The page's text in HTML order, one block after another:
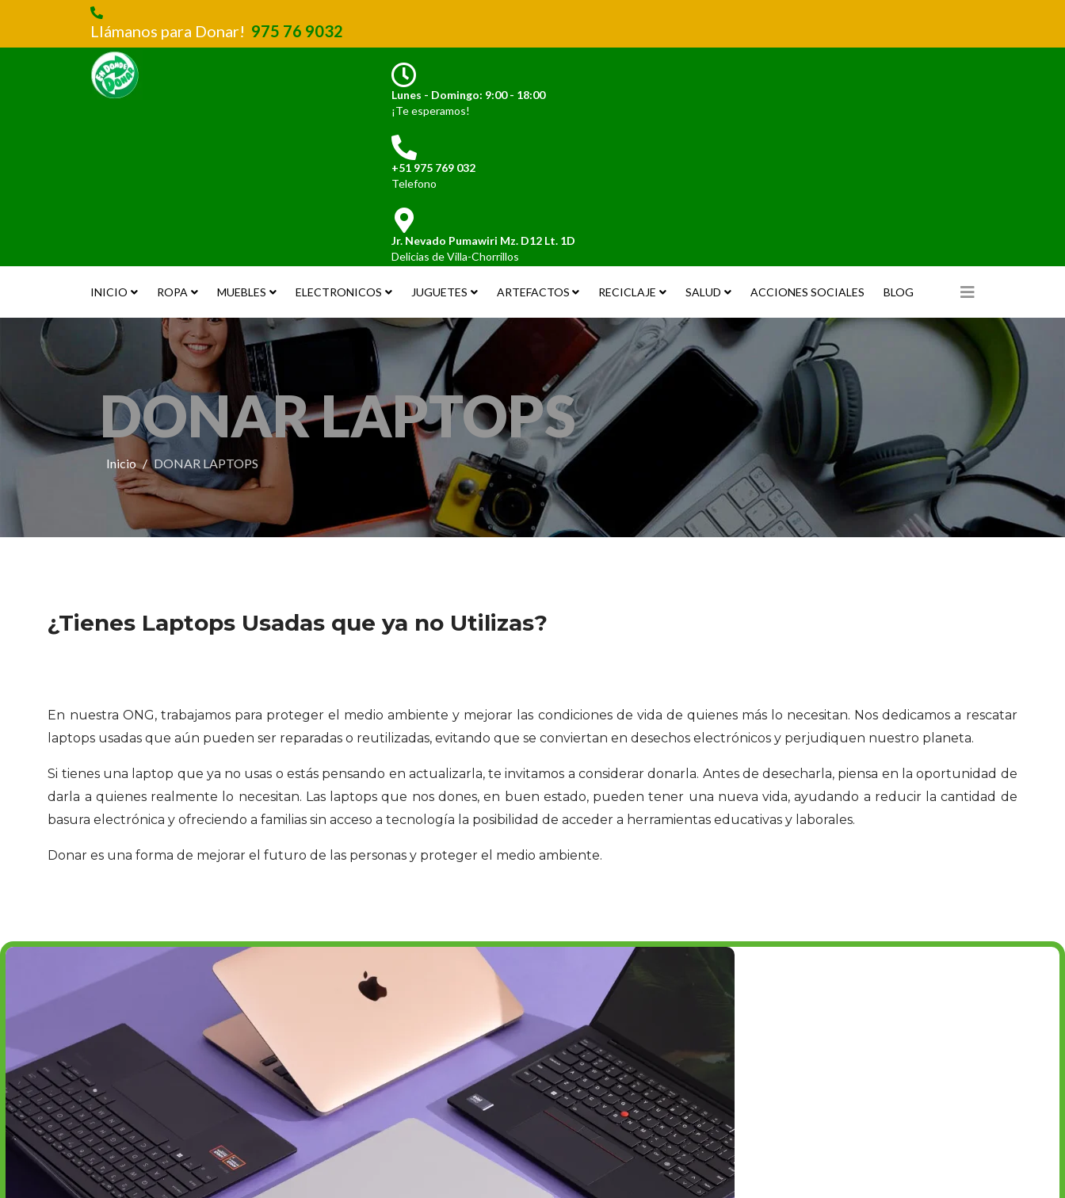
Llámanos para Donar! 975 76 9032
Lunes - Domingo: 9:00 - 18:00
¡Te esperamos!
+51 975 769 032
Telefono
Jr. Nevado Pumawiri Mz. D12 Lt. 1D
Delicias de Villa-Chorrillos
INICIO ROPA MUEBLES ELECTRONICOS JUGUETES ARTEFACTOS RECICLAJE SALUD ACCIONES SOCIALES BLOG
DONAR LAPTOPS
Inicio DONAR LAPTOPS
¿Tienes Laptops Usadas que ya no Utilizas?
En nuestra ONG, trabajamos para proteger el medio ambiente y mejorar las condiciones de vida de quienes más lo necesitan. Nos dedicamos a rescatar
laptops usadas que aún pueden ser reparadas o reutilizadas, evitando que se conviertan en desechos electrónicos y perjudiquen nuestro planeta.
Si tienes una laptop que ya no usas o estás pensando en actualizarla, te invitamos a considerar donarla. Antes de desecharla, piensa en la oportunidad de
darla a quienes realmente lo necesitan. Las laptops que nos dones, en buen estado, pueden tener una nueva vida, ayudando a reducir la cantidad de
basura electrónica y ofreciendo a familias sin acceso a tecnología la posibilidad de acceder a herramientas educativas y laborales.
Donar es una forma de mejorar el futuro de las personas y proteger el medio ambiente.